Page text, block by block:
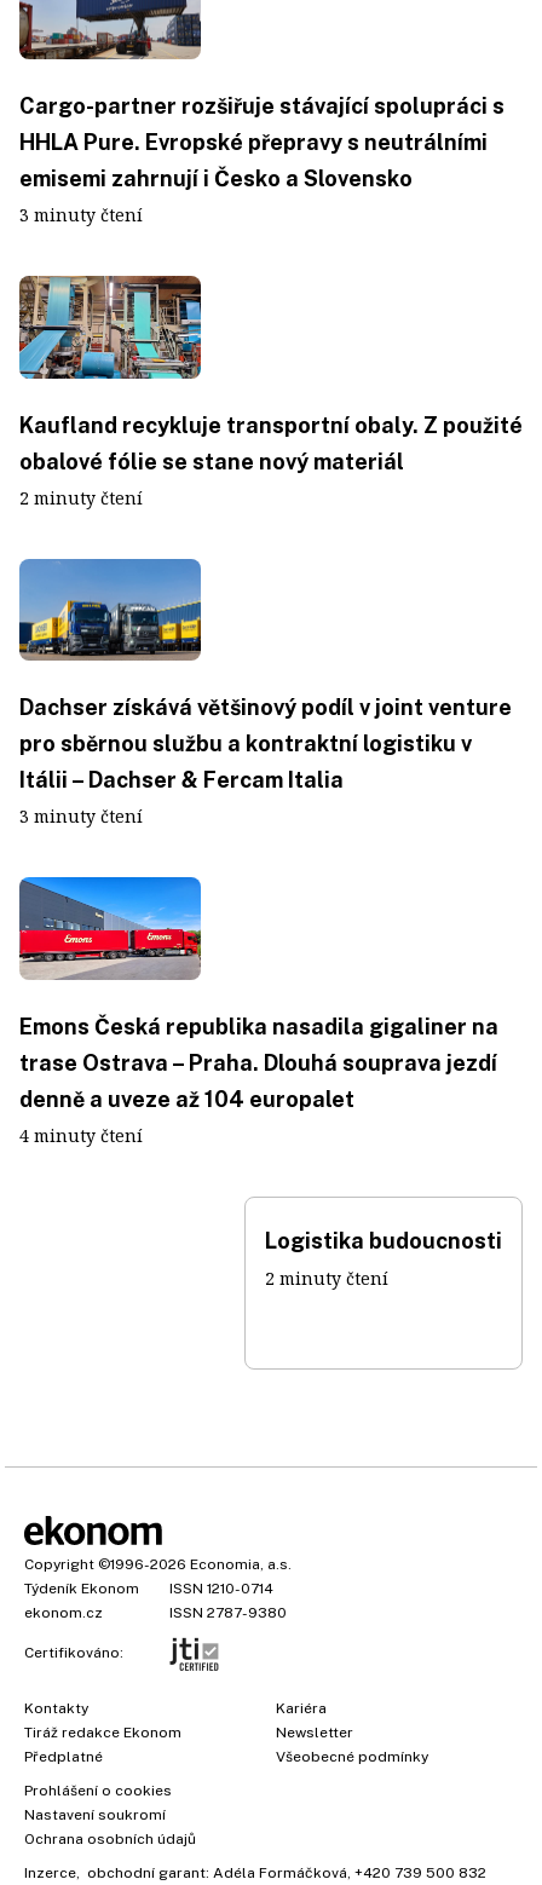
Cargo-partner rozšiřuje stávající spolupráci s
HHLA Pure. Evropské přepravy s neutrálními
emisemi zahrnují i Česko a Slovensko
3 minuty čtení
Kaufland recykluje transportní obaly. Z použité
obalové fólie se stane nový materiál
2 minuty čtení
Dachser získává většinový podíl v joint venture
pro sběrnou službu a kontraktní logistiku v
Itálii – Dachser & Fercam Italia
3 minuty čtení
Emons Česká republika nasadila gigaliner na
trase Ostrava – Praha. Dlouhá souprava jezdí
denně a uveze až 104 europalet
4 minuty čtení
Logistika budoucnosti
2 minuty čtení
Copyright ©1996-2026 Economia, a.s.
Týdeník Ekonom
ISSN 1210-0714
ekonom.cz
ISSN 2787-9380
Certifikováno:
Kontakty
Tiráž redakce Ekonom
Předplatné
Kariéra
Newsletter
Všeobecné podmínky
Prohlášení o cookies
Nastavení soukromí
Ochrana osobních údajů
Inzerce , obchodní garant: Adéla Formáčková +420 739 500 832